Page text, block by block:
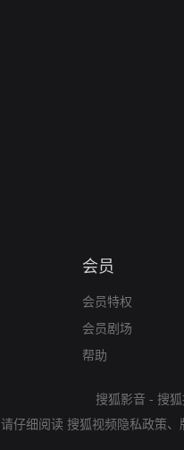
会员
会员特权
会员剧场
帮助
搜狐影音 - 搜
请仔细阅读 搜狐视频隐私政策、